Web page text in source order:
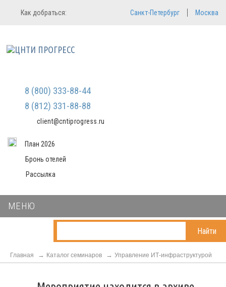
Регистрация
Мы не передаем ваши данные
третьим лицам и не рассылаем
Вход в систему
Как добраться: Санкт-Петербург Москва
8 (800) 333-88-44
8 (812) 331-88-88
client@cntiprogress.ru
План 2026
Бронь отелей
Рассылка
МЕНЮ
Найти
Главная Каталог семинаров Управление ИТ-инфраструктурой